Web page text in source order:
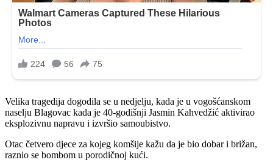
Velika tragedija dogodila se u nedjelju, kada je u vogošćanskom
naselju Blagovac kada je 40-godišnji Jasmin Kahvedžić aktivirao
eksplozivnu napravu i izvršio samoubistvo.
Otac četvero djece za kojeg komšije kažu da je bio dobar i brižan,
raznio se bombom u porodičnoj kući.